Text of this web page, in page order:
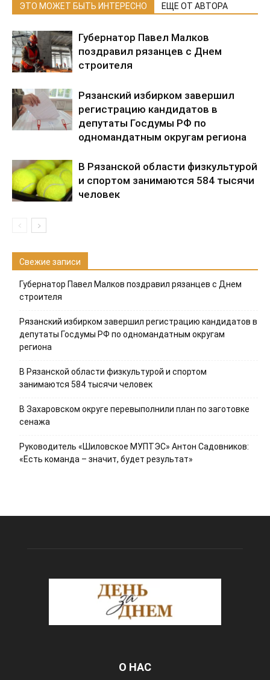
ЭТО МОЖЕТ БЫТЬ ИНТЕРЕСНО ЕЩЕ ОТ АВТОРА
Губернатор Павел Малков
поздравил рязанцев с Днем
строителя
Рязанский избирком завершил
регистрацию кандидатов в
депутаты Госдумы РФ по
одномандатным округам региона
В Рязанской области физкультурой
и спортом занимаются 584 тысячи
человек
Свежие записи
Губернатор Павел Малков поздравил рязанцев с Днем
строителя
Рязанский избирком завершил регистрацию кандидатов в
депутаты Госдумы РФ по одномандатным округам
региона
В Рязанской области физкультурой и спортом
занимаются 584 тысячи человек
В Захаровском округе перевыполнили план по заготовке
сенажа
Руководитель «Шиловское МУПТЭС» Антон Садовников:
«Есть команда – значит, будет результат»
О НАС